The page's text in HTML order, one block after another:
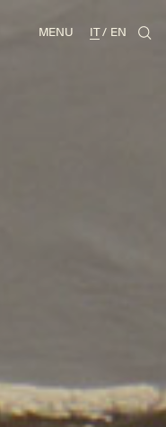
MENU IT EN